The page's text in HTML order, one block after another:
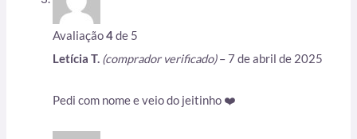
Avaliação4de 5
Letícia T. (comprador verificado) –7 de abril de 2025
Pedi com nome e veio do jeitinho ❤️